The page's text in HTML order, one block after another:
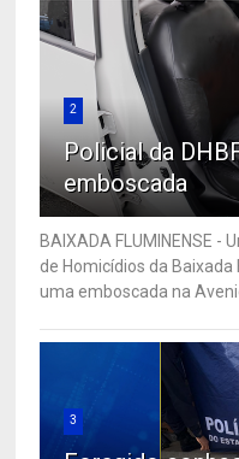
2
Policial da
emboscada
BAIXADA FLUMINENSE -
de Homicídios da
uma emboscada na
3